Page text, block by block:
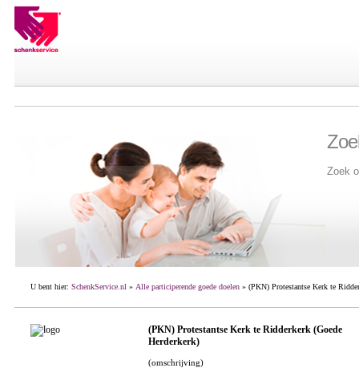
Zoek
U bent hier: SchenkService.nl » Alle participerende goede doelen» (PKN) Protestantse Kerk te
(PKN) Protestantse Kerk te Ridderkerk (Goede
Herderkerk)
(omschrijving)